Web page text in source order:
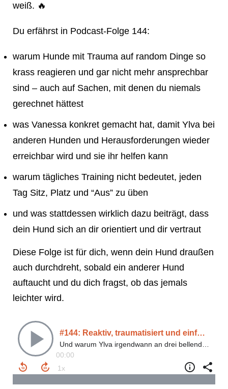
weiß. 🔥
Du erfährst in Podcast-Folge 144:
warum Hunde mit Trauma auf random Dinge so
krass reagieren und gar nicht mehr ansprechbar
sind – auch auf Sachen, mit denen du niemals
gerechnet hättest
was Vanessa konkret gemacht hat, damit Ylva bei
anderen Hunden und Herausforderungen wieder
erreichbar wird und sie ihr helfen kann
warum tägliches Training nicht bedeutet, jeden
Tag Sitz, Platz und “Aus” zu üben
und was stattdessen wirklich dazu beiträgt, dass
dein Hund sich an dir orientiert und dir vertraut
Diese Folge ist für dich, wenn dein Hund draußen
auch durchdreht, sobald ein anderer Hund
auftaucht und du dich fragst, ob das jemals
leichter wird.